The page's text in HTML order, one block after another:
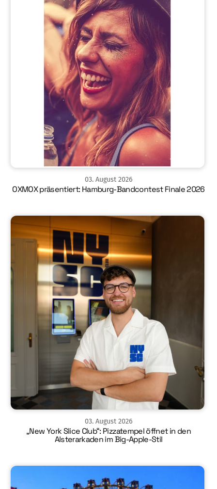
03. August 2026
OXMOX präsentiert: Hamburg-Bandcontest Finale 2026
03. August 2026
„New York Slice Club“: Pizzatempel öffnet in den
Alsterarkaden im Big-Apple-Stil